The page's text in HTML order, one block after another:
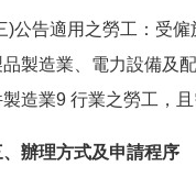
)公告適用之勞工：受
品製造業、電力設備及
造業9 行業之勞工，且
、辦理方式及申請程序